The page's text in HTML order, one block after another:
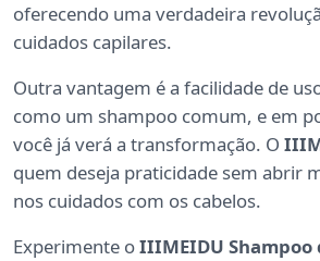
oferecendo uma verdadeira
cuidados capilares.
Outra vantagem é a facilidade de
como um shampoo comum, e em
você já verá a transformação. O
quem deseja praticidade sem abrir
nos cuidados com os cabelos.
Experimente oIIIMEIDU Shampoo